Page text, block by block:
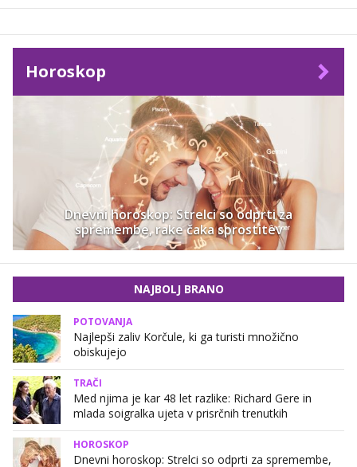
Horoskop
Dnevni horoskop: Strelci so odprti za
spremembe, rake čaka sprostitev
NAJBOLJ BRANO
POTOVANJA
Najlepši zaliv Korčule, ki ga turisti množično
obiskujejo
TRAČI
Med njima je kar 48 let razlike: Richard Gere in
mlada soigralka ujeta v prisrčnih trenutkih
HOROSKOP
Dnevni horoskop: Strelci so odprti za spremembe,